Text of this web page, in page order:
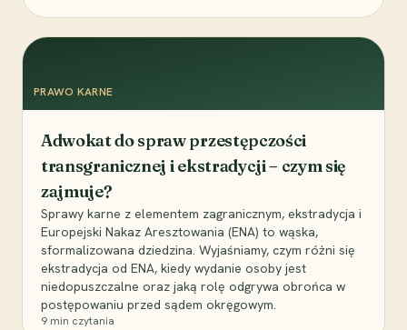
PRAWO KARNE
Adwokat do spraw przestępczości
transgranicznej i ekstradycji – czym się
zajmuje?
Sprawy karne z elementem zagranicznym, ekstradycja i
Europejski Nakaz Aresztowania (ENA) to wąska,
sformalizowana dziedzina. Wyjaśniamy, czym różni się
ekstradycja od ENA, kiedy wydanie osoby jest
niedopuszczalne oraz jaką rolę odgrywa obrońca w
postępowaniu przed sądem okręgowym.
9 min czytania